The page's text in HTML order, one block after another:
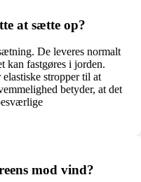
at sætte op?
De leveres normalt
kan fastgøres i jorden.
stropper til at
betyder, at det
mod vind?